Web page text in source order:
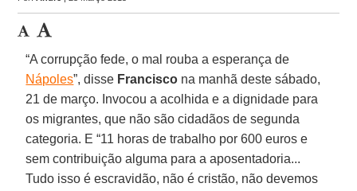
“A corrupção fede, o mal rouba a esperança de
Nápoles”, disse Francisco na manhã deste sábado,
21 de março. Invocou a acolhida e a dignidade para
os migrantes, que não são cidadãos de segunda
categoria. E “11 horas de trabalho por 600 euros e
sem contribuição alguma para a aposentadoria...
Tudo isso é escravidão, não é cristão, não devemos